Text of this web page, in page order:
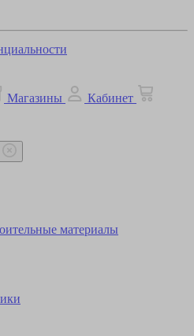
Магазины
Кабинет
материалы